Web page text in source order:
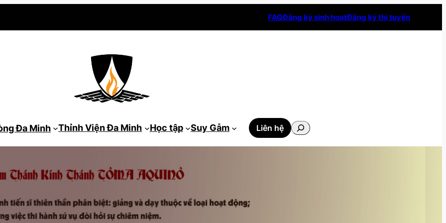
FAQĐăng ký sinh hoạtĐăng ký thi tuyển
Đa Minh Thỉnh Viện Đa Minh Học tập Suy Gẫm Liên hệ
Tìm
kiếm